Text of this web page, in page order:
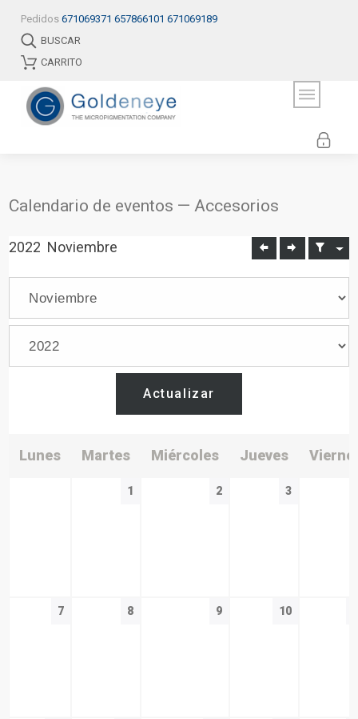
Pedidos 671069371 657866101 671069189
BUSCAR
CARRITO
Calendario de eventos — Accesorios
2022 Noviembre
Actualizar
Lunes Martes Miércoles Jueves
1 2 3
7 8 9 10